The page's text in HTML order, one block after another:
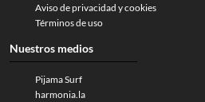
Aviso de privacidad y cookies
Términos de uso
Nuestros medios
Pijama Surf
harmonia.la